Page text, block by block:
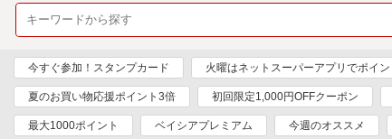
今すぐ参加！スタンプカード 火曜はネットスーパーアプリでポイ
夏のお買い物応援ポイント3倍 初回限定1,000円OFFクーポン
最大1000ポイント ベイシアプレミアム 今週のオススメ